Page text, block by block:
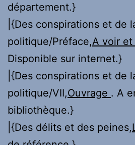
département.}
|{Des conspirations et de
politique/Préface,A voir et
Disponible sur internet.}
|{Des conspirations et de
politique/VII,Ouvrage . A
bibliothèque.}
|{Des délits et des peines,